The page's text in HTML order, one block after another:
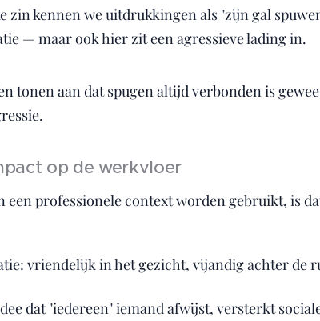
zin kennen we uitdrukkingen als "zijn gal
— maar ook hier zit een agressieve lading in.
tonen aan dat spugen altijd verbonden is
op de werkvloer
een professionele context worden gebruikt, is
vriendelijk in het gezicht, vijandig achter de
dat "iedereen" iemand afwijst, versterkt